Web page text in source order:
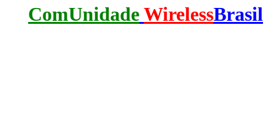
ComUnidade WirelessBrasil